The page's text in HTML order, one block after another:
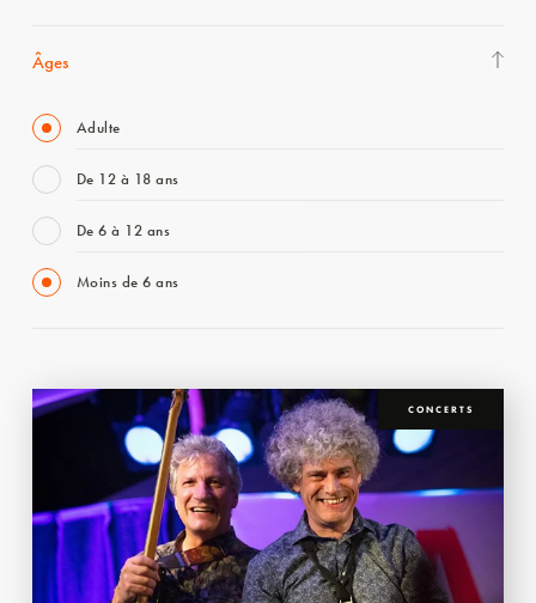
Âges
Adulte
De 12 à 18 ans
De 6 à 12 ans
Moins de 6 ans
CONCERTS